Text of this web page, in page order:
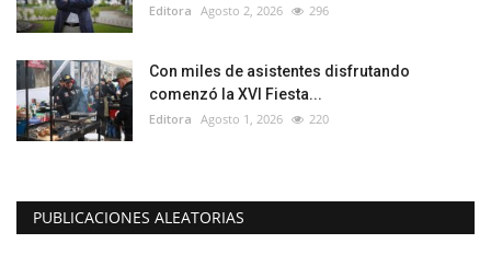
Editora Agosto 2, 2026 296
Con miles de asistentes disfrutando
comenzó la XVI Fiesta...
Editora Agosto 1, 2026 220
PUBLICACIONES ALEATORIAS